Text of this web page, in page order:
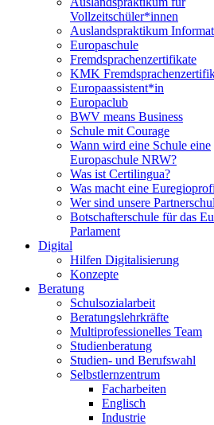
Vollzeitschüler*innen
Auslandspraktikum
Europaschule
Fremdsprachenzertifikate
KMK
Europaassistent*in
Europaclub
BWV means Business
Schule mit Courage
Wann wird eine Schule eine
Europaschule NRW?
Was ist Certilingua?
Was macht eine
Wer sind unsere
Botschafterschule für das
Parlament
Digital
Hilfen Digitalisierung
Konzepte
Beratung
Schulsozialarbeit
Beratungslehrkräfte
Multiprofessionelles Team
Studienberatung
Studien- und Berufswahl
Selbstlernzentrum
Facharbeiten
Englisch
Industrie